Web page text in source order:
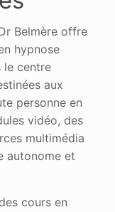
Belmère offre
hypnose
le centre
aux
personne en
vidéo, des
multimédia
autonome et
cours en